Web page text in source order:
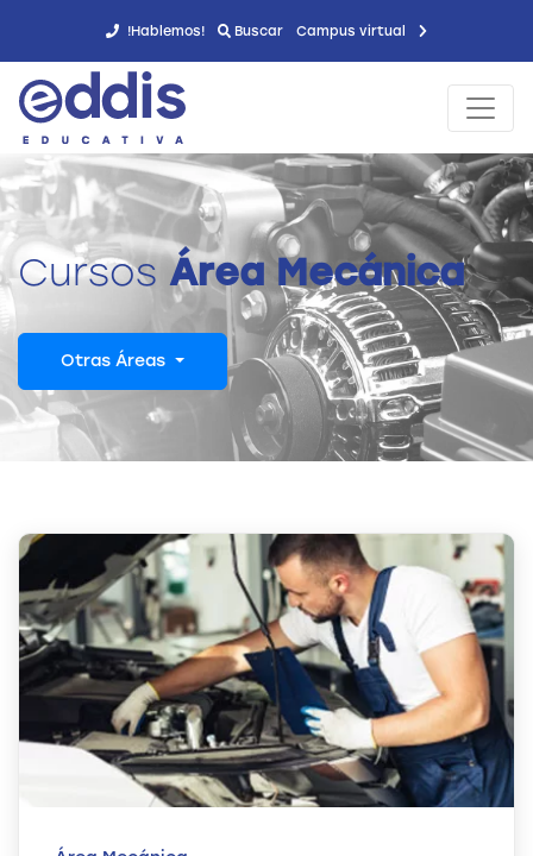
!Hablemos! Buscar Campus virtual
CursosÁrea Mecánica
Otras Áreas